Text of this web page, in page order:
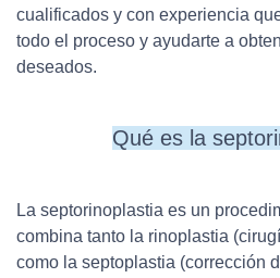
cualificados y con experiencia
todo el proceso y ayudarte a
deseados.
Qué es la
La septorinoplastia es un
combina tanto la rinoplastia
como la septoplastia (corrección